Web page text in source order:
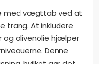
med vægttab ved at
trang. At inkludere
og olivenolie hjælper
Denne